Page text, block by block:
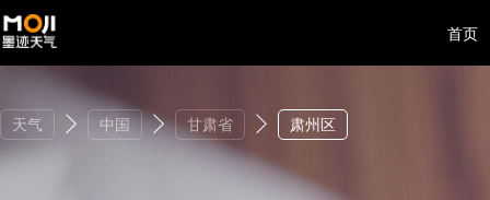
首页
天气 中国 甘肃省 肃州区